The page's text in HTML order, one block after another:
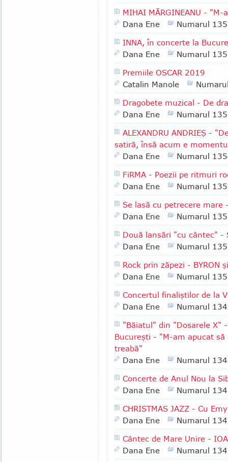
MIHAI MĂRGINEANU -
Dana Ene
Numarul
INNA, în concerte la
Dana Ene
Numarul
Premiile OSCAR 2019
Catalin Manole
Dragobete muzical - De
Dana Ene
Numarul
ALEXANDRU ANDRIEŞ -
satiră, însă acum e
Dana Ene
Numarul
FiRMA - Poezii pe ritmuri
Dana Ene
Numarul
Se lasă cu petrecere mare
Dana Ene
Numarul
Două lansări "cu cântec" -
Dana Ene
Numarul
Rock prin zăpezi - BYRON
Dana Ene
Numarul
Concertul finaliştilor de la
Dana Ene
Numarul
"Băiatul" din "Dosarele X"
Bucureşti - "M-am apucat
treabă"
Dana Ene
Numarul
Concerte de Anul Nou la
Dana Ene
Numarul
CHRISTMAS JAZZ - Cu
Dana Ene
Numarul
Cântec de Mare Unire -
Dana Ene
Numarul